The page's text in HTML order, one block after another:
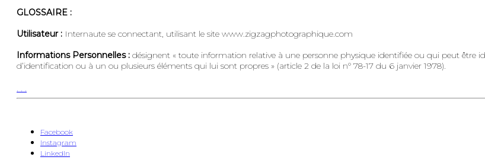
GLOSSAIRE :
Utilisateur : Internaute se connectant, utilisant le site www.zigzagphotographique.com
Informations Personnelles : désignent « toute information relative à une personne physique identifiée ou qui peut
d’identification ou à un ou plusieurs éléments qui lui sont propres » (article 2 de la loi n° 78-17 du 6 janvier 1978).
. . .
Facebook
Instagram
LinkedIn